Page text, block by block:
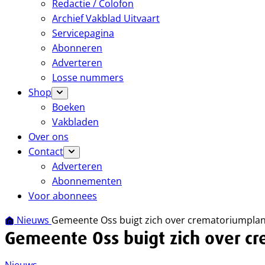
Redactie / Colofon
Archief Vakblad Uitvaart
Servicepagina
Abonneren
Adverteren
Losse nummers
Shop
Boeken
Vakbladen
Over ons
Contact
Adverteren
Abonnementen
Voor abonnees
Nieuws Gemeente Oss buigt zich over crematoriumplan
Gemeente Oss buigt zich over